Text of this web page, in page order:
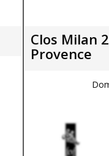
Clos Milan
Provence